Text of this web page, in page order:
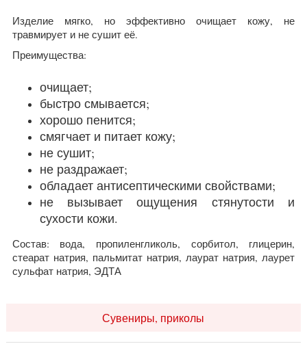
Изделие мягко, но эффективно очищает кожу, не
травмирует и не сушит её.
Преимущества:
очищает;
быстро смывается;
хорошо пенится;
смягчает и питает кожу;
не сушит;
не раздражает;
обладает антисептическими свойствами;
не вызывает ощущения стянутости и
сухости кожи.
Состав: вода, пропиленгликоль, сорбитол, глицерин,
стеарат натрия, пальмитат натрия, лаурат натрия, лаурет
сульфат натрия, ЭДТА
Сувениры, приколы